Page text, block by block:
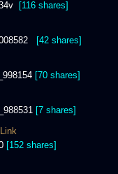
[116 shares]
[42 shares]
[70 shares]
[7 shares]
Link
[152 shares]